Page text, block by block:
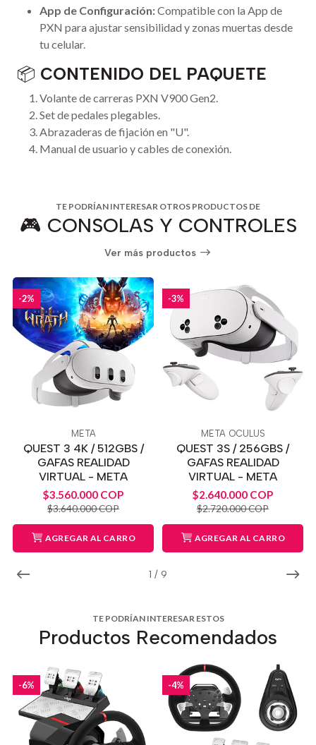
App de Configuración:Compatible con la App de
PXN para ajustar sensibilidad y zonas muertas desde
tu celular.
📦 CONTENIDO DEL PAQUETE
Volante de carreras PXN V900 Gen2.
Set de pedales plegables.
Abrazaderas de fijación en "U".
Manual de usuario y cables de conexión.
TE PODRÍAN INTERESAR OTROS PRODUCTOS DE
🎮 CONSOLAS Y CONTROLES
Ver más productos
1 / 9
-2%
META
QUEST 3 4K / 512GBS /
GAFAS REALIDAD
VIRTUAL - META
$3.560.000 COP
$3.640.000 COP
AGREGAR AL CARRO
-3%
META OCULUS
QUEST 3S / 256GBS /
GAFAS REALIDAD
VIRTUAL - META
$2.640.000 COP
$2.720.000 COP
AGREGAR AL CARRO
TE PODRÍAN INTERESAR ESTOS
Productos Recomendados
-6% -4%